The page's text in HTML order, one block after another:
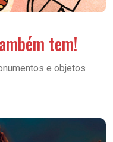
tem!
e objetos